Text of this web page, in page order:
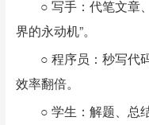
○ 写手：代笔文章
界的永动机”。
○ 程序员：秒写代
效率翻倍。
○ 学生：解题、总